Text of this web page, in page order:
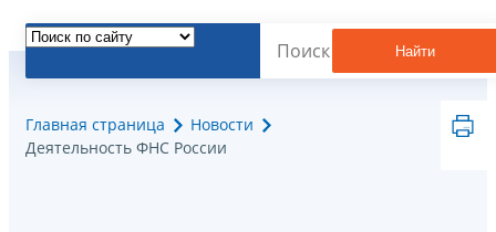
Найти
Главная страница
Новости
Деятельность ФНС России